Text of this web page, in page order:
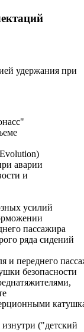
удержания при
аварии
и
усилий
пассажира
ряда сидений
и переднего
безопасности
("детский